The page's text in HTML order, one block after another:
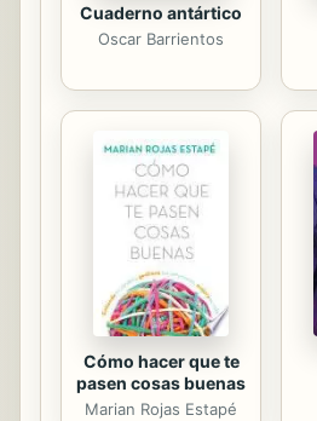
Cuaderno antártico
Oscar Barrientos
Cómo hacer que te
pasen cosas buenas
Marian Rojas Estapé